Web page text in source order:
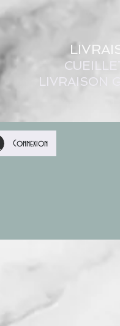
LIVRAISON
Connexion